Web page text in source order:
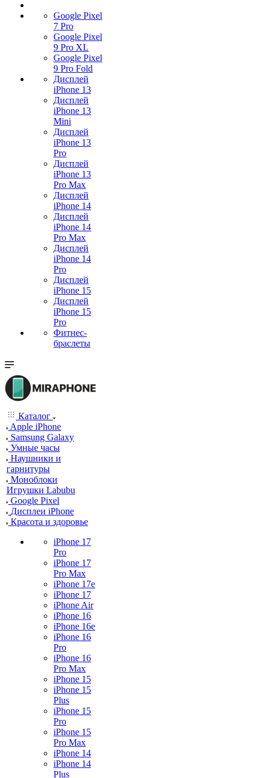
Google Pixel
7 Pro
Google Pixel
9 Pro XL
Google Pixel
9 Pro Fold
Дисплей
iPhone 13
Дисплей
iPhone 13
Mini
Дисплей
iPhone 13
Pro
Дисплей
iPhone 13
Pro Max
Дисплей
iPhone 14
Дисплей
iPhone 14
Pro Max
Дисплей
iPhone 14
Pro
Дисплей
iPhone 15
Дисплей
iPhone 15
Pro
Фитнес-
браслеты
Каталог
Apple iPhone
Samsung Galaxy
Умные часы
Наушники и
гарнитуры
Моноблоки
Игрушки Labubu
Google Pixel
Дисплеи iPhone
Красота и здоровье
iPhone 17
Pro
iPhone 17
Pro Max
iPhone 17e
iPhone 17
iPhone Air
iPhone 16
iPhone 16e
iPhone 16
Pro
iPhone 16
Pro Max
iPhone 15
iPhone 15
Plus
iPhone 15
Pro
iPhone 15
Pro Max
iPhone 14
iPhone 14
Plus